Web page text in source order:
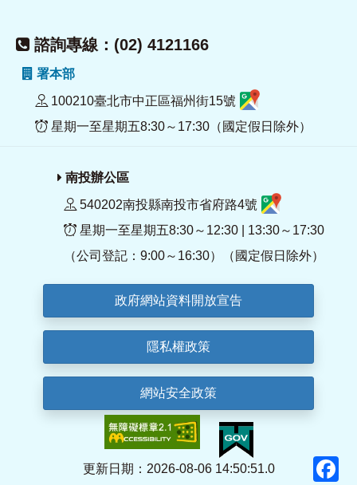
諮詢專線：(02) 4121166
署本部
100210臺北市中正區福州街15號
星期一至星期五8:30～17:30（國定假日除外）
南投辦公區
540202南投縣南投市省府路4號
星期一至星期五8:30～12:30 | 13:30～17:30
（公司登記：9:00～16:30）（國定假日除外）
政府網站資料開放宣告
隱私權政策
網站安全政策
更新日期：2026-08-06 14:50:51.0